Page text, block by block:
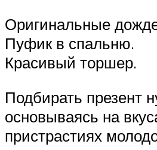
Оригинальные
Пуфик в спальню.
Красивый торшер.
Подбирать презент
основываясь на
пристрастиях